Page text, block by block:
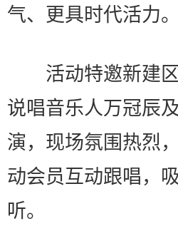
气、更具时代活力。
活动特邀新建区
说唱音乐人万冠辰
演，现场氛围热烈
动会员互动跟唱，
听。